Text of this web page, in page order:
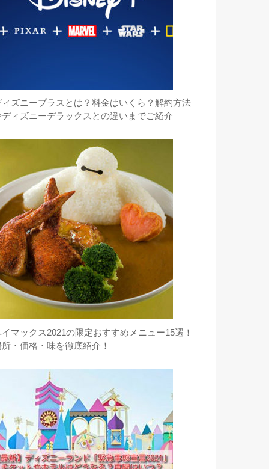
ィズニープラスとは？料金はいくら？解約方法
ディズニーデラックスとの違いまでご紹介
イマックス2021の限定おすすめメニュー15選！
・価格・味を徹底紹介！